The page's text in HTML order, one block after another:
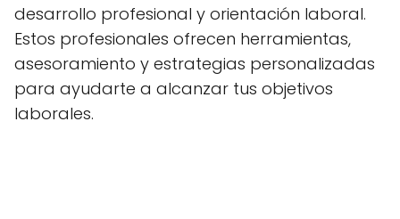
desarrollo profesional y orientación laboral.
Estos profesionales ofrecen herramientas,
asesoramiento y estrategias personalizadas
para ayudarte a alcanzar tus objetivos
laborales.